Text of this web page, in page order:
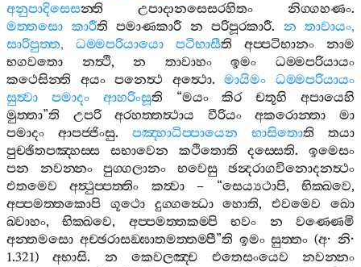
අනුපාදිසෙසන‍්ති උපාදානසෙසරහිතං නිග‍්ගහණං.
මත‍්තසො කාරීති පමාණකාරී න පරිපූරකාරී. න තාවායං,
සාරිපුත‍්ත, ධම‍්මපරියායො පටිභාසීති අප‍්පටිභානං
නාම
භගවතො
නත්‍ථි,න තාවාහං ඉමං
ධම‍්මපරියායං
කථෙසින‍්ති
අයං පනෙත්‍ථ අත්‍ථො.මායිමං
ධම‍්මපරියායං
සුත්‍වා
පමාදං ආහරිංසූති “මයං කිර චතූහි
අපායෙහි
මුත‍්තා”ති උපරි අරහත‍්තත්‍ථාය වීරියං අකරොන‍්තා
මා
පමාදං
ආපජ‍්ජිංසු. පඤ‍්හාධිප‍්පායෙන භාසිතොති
තයා
පුච‍්ඡිතපඤ‍්හස‍්ස
සභාවෙන කථිතොති දස‍්සෙති. ඉමෙසං
පන
නවන‍්නං පුග‍්ගලානං භවෙසු
ඡන්‍දරාගවිනොදනත්‍ථං
එතමෙව
අත්‍ථුප‍්පත‍්තිං කත්‍වා– “සෙය්‍යථාපි,භික‍්ඛවෙ,
අප‍්පමත‍්තකොපි
ගූථො දුග‍්ගන්‍ධො හොති,එවමෙව
ඛො
ඛ‍්වාහං,භික‍්ඛවෙ, අප‍්පමත‍්තකම‍්පි භවං න
වණ‍්ණෙමි
අන‍්තමසො අච‍්ඡරාසඞ‍්ඝාතමත‍්තම‍්පී”ති ඉමං සුත‍්තං (අ·නි·
1.321)අභාසි. න කෙවලඤ‍්ච එතෙසංයෙව
නවන‍්නං